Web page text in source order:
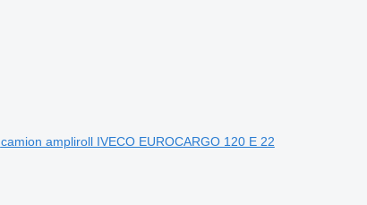
camion ampliroll IVECO EUROCARGO 120 E 22